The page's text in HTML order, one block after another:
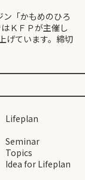
「かもめのひろ
ＫＦＰが主催し
げています。締切
Lifeplan